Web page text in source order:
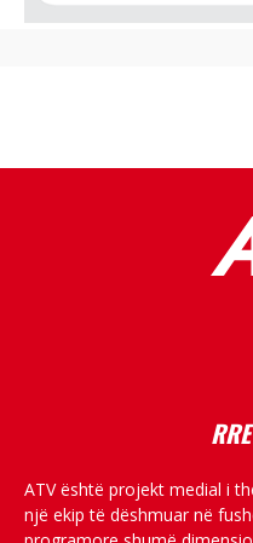
ATV është projekt medial i
një ekip të dëshmuar në